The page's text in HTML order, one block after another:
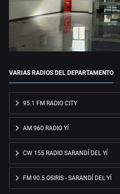
VARIAS RADIOS DEL DEPARTAMENTO
95.1 FM RADIO CITY
AM 960 RADIO YÍ
CW 155 RADIO SARANDÍ DEL YÍ
FM 90.5 OSIRIS - SARANDÍ DEL YÍ